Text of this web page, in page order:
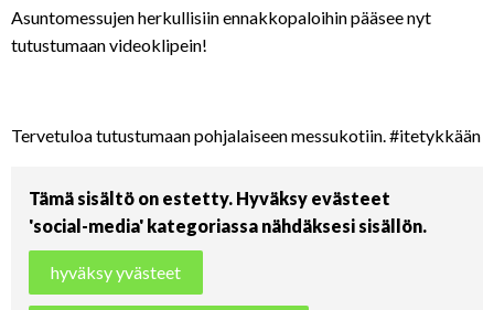
Asuntomessujen herkullisiin ennakkopaloihin pääsee nyt
tutustumaan videoklipein!
Tervetuloa tutustumaan pohjalaiseen messukotiin. #itetykkään
Tämä sisältö on estetty. Hyväksy evästeet
'social-media' kategoriassa nähdäksesi sisällön.
hyväksy yvästeet